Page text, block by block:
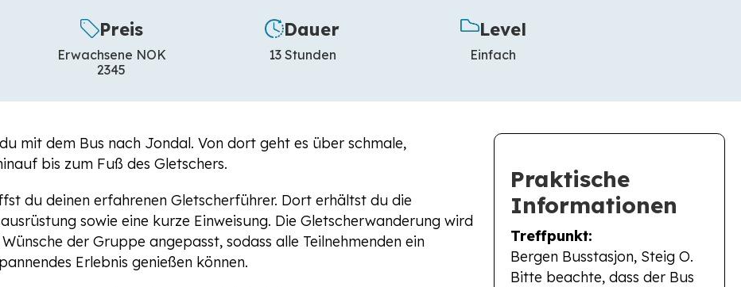
Preis
Erwachsene NOK
2345
Dauer
13 Stunden
Level
Einfach
mit dem Bus nach Jondal. Von dort geht es über schmale,
bis zum Fuß des Gletschers.
du deinen erfahrenen Gletscherführer. Dort erhältst du die
sowie eine kurze Einweisung. Die Gletscherwanderung wird
der Gruppe angepasst, sodass alle Teilnehmenden ein
Erlebnis genießen können.
Praktische
Informationen
Treffpunkt:
Bergen Busstasjon, Steig O.
Bitte beachte, dass der Bus